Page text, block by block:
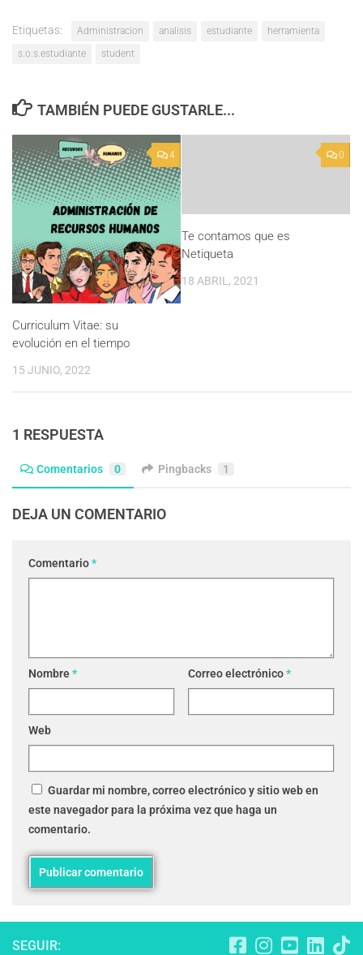
Etiquetas: Administracion analisis estudiante
herramienta
s.o.s.estudiante
student
TAMBIÉN PUEDE GUSTARLE...
4
Curriculum Vitae: su
evolución en el tiempo
15 JUNIO, 2022
0
Te contamos que es
Netiqueta
18 ABRIL, 2021
1 RESPUESTA
Comentarios 0 Pingbacks 1
DEJA UN COMENTARIO
Comentario*
Nombre* Correo electrónico*
Web
Guardar mi nombre, correo electrónico y sitio web en
este navegador para la próxima vez que haga un
comentario.
SEGUIR: